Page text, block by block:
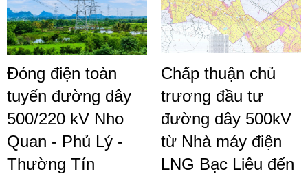
Đóng điện toàn
tuyến đường dây
500/220 kV Nho
Quan - Phủ Lý -
Thường Tín
Chấp thuận chủ
trương đầu tư
đường dây 500kV
từ Nhà máy điện
LNG Bạc Liêu đến